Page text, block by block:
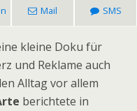
Mail SMS
kleine Doku für
und Reklame auch
Alltag vor allem
berichtete in